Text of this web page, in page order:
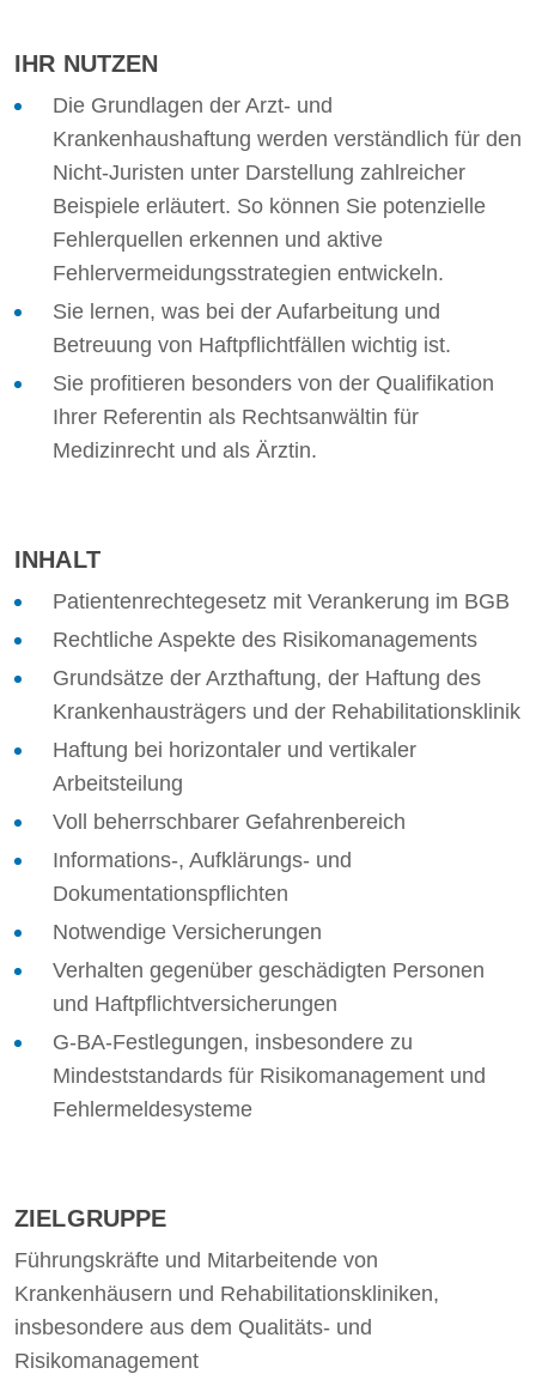
IHR NUTZEN
Die Grundlagen der Arzt- und
Krankenhaushaftung werden verständlich für den
Nicht-Juristen unter Darstellung zahlreicher
Beispiele erläutert. So können Sie potenzielle
Fehlerquellen erkennen und aktive
Fehlervermeidungsstrategien entwickeln.
Sie lernen, was bei der Aufarbeitung und
Betreuung von Haftpflichtfällen wichtig ist.
Sie profitieren besonders von der Qualifikation
Ihrer Referentin als Rechtsanwältin für
Medizinrecht und als Ärztin.
INHALT
Patientenrechtegesetz mit Verankerung im BGB
Rechtliche Aspekte des Risikomanagements
Grundsätze der Arzthaftung, der Haftung des
Krankenhausträgers und der Rehabilitationsklinik
Haftung bei horizontaler und vertikaler
Arbeitsteilung
Voll beherrschbarer Gefahrenbereich
Informations-, Aufklärungs- und
Dokumentationspflichten
Notwendige Versicherungen
Verhalten gegenüber geschädigten Personen
und Haftpflichtversicherungen
G-BA-Festlegungen, insbesondere zu
Mindeststandards für Risikomanagement und
Fehlermeldesysteme
ZIELGRUPPE
Führungskräfte und Mitarbeitende von
Krankenhäusern und Rehabilitationskliniken,
insbesondere aus dem Qualitäts- und
Risikomanagement